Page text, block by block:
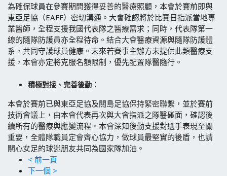
為確保球員在參賽期間獲得妥善的醫療照顧，本會於賽前即與
東亞足協（EAFF）密切溝通。大會確認將於比賽日指派當地專
業醫師，全程支援我國代表隊之醫療需求；同時，代表隊第一
線的隨隊防護員亦全程待命。結合大會醫療資源與隨隊防護體
系，共同守護球員健康。未來若賽事主辦方未提供此類醫療支
援，本會亦定將克服名額限制，優先配置隊醫隨行。
積極對接、完善後勤：
本會於賽前已與東亞足協及關島足協保持緊密聯繫，並於賽前
技術會議上，由本會代表再次與大會指派之隊醫碰面，確認後
續所有的醫療與應變流程。本會深知後勤支援對選手表現至關
重要，全體隊職員定會齊心協力，做球員最堅實的後盾，也請
關心女足的球迷朋友共同為國家隊加油。
< 前一頁
下一個 >